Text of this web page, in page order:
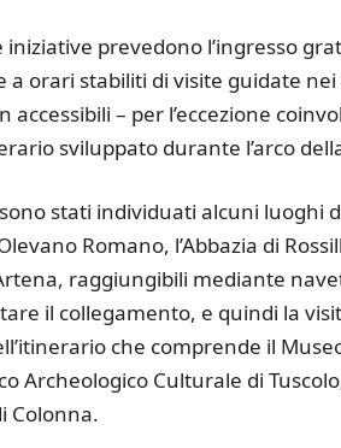
iniziative prevedono l’ingresso
a orari stabiliti di visite guidate
accessibili – per l’eccezione
sviluppato durante l’arco
sono stati individuati alcuni
Romano, l’Abbazia di
raggiungibili mediante
il collegamento, e quindi la
che comprende il
Archeologico Culturale di
Colonna.